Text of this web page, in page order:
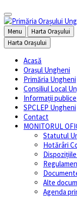
Menu
Harta Orașului
Harta Orașului
Acasă
Orașul Ungheni
Primăria Ungheni
Consiliul Local
Informații publice
SPCLEP Ungheni
Contact
MONITORUL
Statutul
Hotărâri
Alte
Agenda